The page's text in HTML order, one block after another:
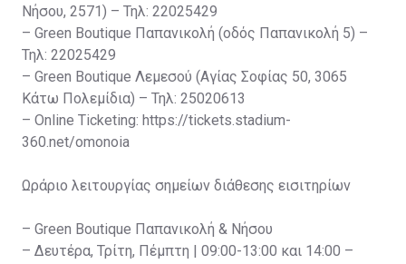
Νήσου, 2571) – Τηλ: 22025429
– Green Boutique Παπανικολή (οδός Παπανικολή 5) –
Τηλ: 22025429
– Green Boutique Λεμεσού (Αγίας Σοφίας 50, 3065
Κάτω Πολεμίδια) – Τηλ: 25020613
– Online Ticketing: https://tickets.stadium-
360.net/omonoia
Ωράριο λειτουργίας σημείων διάθεσης εισιτηρίων
– Green Boutique Παπανικολή & Νήσου
– Δευτέρα, Τρίτη, Πέμπτη | 09:00-13:00 και 14:00 –